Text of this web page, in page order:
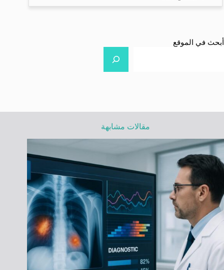
أبحث في الموقع
مقالات مشابهة